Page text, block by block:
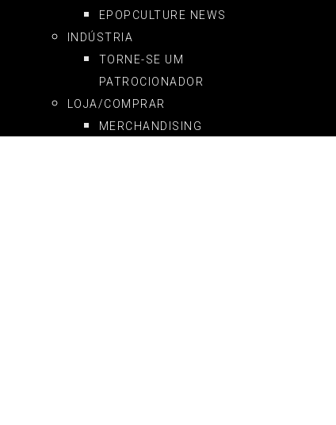
EPOPCULTURE NEWS
INDÚSTRIA
TORNE-SE UM
PATROCIONADOR
LOJA/COMPRAR
MERCHANDISING